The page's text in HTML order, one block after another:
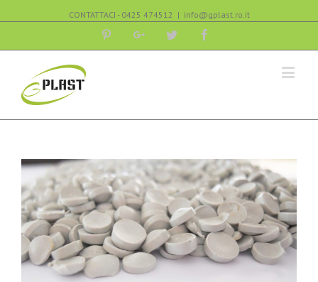
CONTATTACI - 0425 474512 | info@gplast.ro.it
PinterestGoogle+Twitter